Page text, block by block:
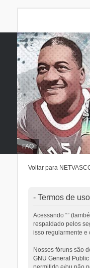
FAQ
Voltar para
- Termos de uso
Acessando “”
respaldado pelos
isso regularmente e
Nossos fóruns são
GNU General